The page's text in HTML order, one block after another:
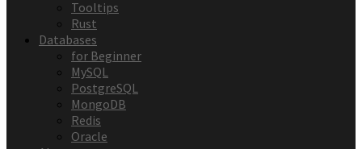
Tooltips
Rust
Databases
for Beginner
MySQL
PostgreSQL
MongoDB
Redis
Oracle